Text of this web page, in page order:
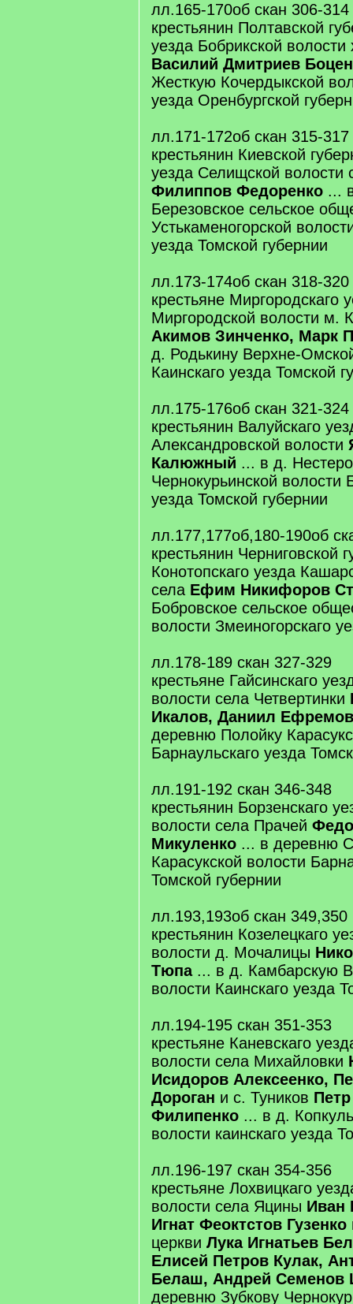
лл.165-170об скан 306-314
крестьянин Полтавской
уезда Бобрикской волости
Василий Дмитриев
Жесткую Кочердыкской
уезда Оренбургской
лл.171-172об скан 315-317
крестьянин Киевской
уезда Селищской волости
Филиппов Федоренко ...
Березовское сельское
Устькаменогорской
уезда Томской губернии
лл.173-174об скан 318-320
крестьяне Миргородскаго
Миргородской волости
Акимов Зинченко, Марк
д. Родькину Верхне-
Каинскаго уезда Томской
лл.175-176об скан 321-324
крестьянин Валуйскаго
Александровской волости
Калюжный ... в д.
Чернокурьинской волости
уезда Томской губернии
лл.177,177об,180-190об
крестьянин Черниговской
Конотопскаго уезда
села Ефим Никифоров
Бобровское сельское
волости Змеиногорскаго
лл.178-189 скан 327-329
крестьяне Гайсинскаго
волости села Четвертинки
Икалов, Даниил
деревню Полойку
Барнаульскаго уезда
лл.191-192 скан 346-348
крестьянин Борзенскаго
волости села Прачей
Микуленко ... в деревню
Карасукской волости
Томской губернии
лл.193,193об скан 349,350
крестьянин Козелецкаго
волости д. Мочалицы
Тюпа... в д. Камбарскую
волости Каинскаго уезда
лл.194-195 скан 351-353
крестьяне Каневскаго
волости села Михайловки
Исидоров Алексеенко,
Дороган и с. Туников
Филипенко ... в д.
волости каинскаго уезда
лл.196-197 скан 354-356
крестьяне Лохвицкаго
волости села Яцины Иван
Игнат Феоктстов Гузенко
церкви Лука Игнатьев
Елисей Петров Кулак,
Белаш, Андрей Семенов
деревню Зубкову